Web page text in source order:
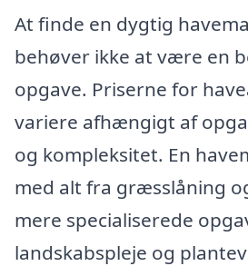
At finde en dygtig
behøver ikke at være en
opgave. Priserne for
variere afhængigt af
og kompleksitet. En
med alt fra græsslåning
mere specialiserede
landskabspleje og